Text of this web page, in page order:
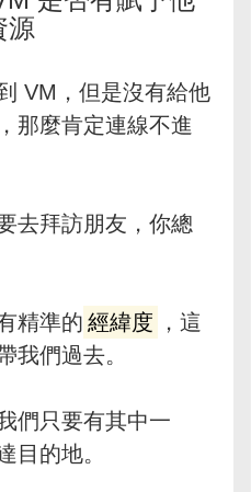
源
VM，但是沒有給他
那麼肯定連線不進
去拜訪朋友，你總
精準的 經緯度
，這
我們過去。
們只要有其中一
目的地。